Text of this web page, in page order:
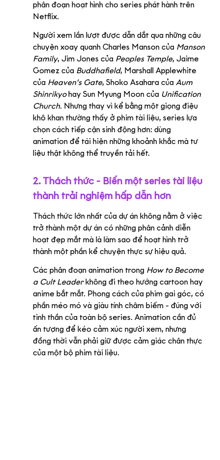
phân đoạn hoạt hình cho series phát hành trên
Netflix.
Người xem lần lượt được dẫn dắt qua những câu
chuyện xoay quanh Charles Manson của Manson
Family, Jim Jones của Peoples Temple, Jaime
Gomez của Buddhafield, Marshall Applewhite
của Heaven’s Gate, Shoko Asahara của Aum
Shinrikyo hay Sun Myung Moon của Unification
Church. Nhưng thay vì kể bằng một giọng điệu
khô khan thường thấy ở phim tài liệu, series lựa
chọn cách tiếp cận sinh động hơn: dùng
animation để tái hiện những khoảnh khắc mà tư
liệu thật không thể truyền tải hết.
2. Thách thức - Biến một series tài liệu
thành trải nghiệm hấp dẫn hơn
Thách thức lớn nhất của dự án không nằm ở việc
trở thành một dự án có những phân cảnh diễn
hoạt đẹp mắt mà là làm sao để hoạt hình trở
thành một phần kể chuyện thực sự hiệu quả.
Các phân đoạn animation trong How to Become
a Cult Leader không đi theo hướng cartoon hay
anime bắt mắt. Phong cách của phim gai góc, có
phần méo mó và giàu tính châm biếm - đúng với
tinh thần của toàn bộ series. Animation cần đủ
ấn tượng để kéo cảm xúc người xem, nhưng
đồng thời vẫn phải giữ được cảm giác chân thực
của một bộ phim tài liệu.